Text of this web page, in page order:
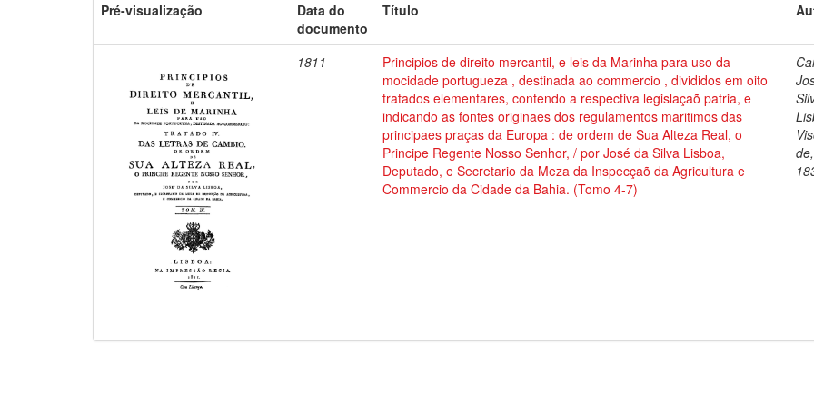
Pré-visualização
Data do
documento
Título
1811
Principios de direito mercantil, e leis da Marinha para uso da
mocidade portugueza , destinada ao commercio , divididos em oito
tratados elementares, contendo a respectiva legislaçaõ patria, e
indicando as fontes originaes dos regulamentos maritimos das
principaes praças da Europa : de ordem de Sua Alteza Real, o
Principe Regente Nosso Senhor, / por José da Silva Lisboa,
Deputado, e Secretario da Meza da Inspecçaõ da Agricultura e
Commercio da Cidade da Bahia. (Tomo 4-7)